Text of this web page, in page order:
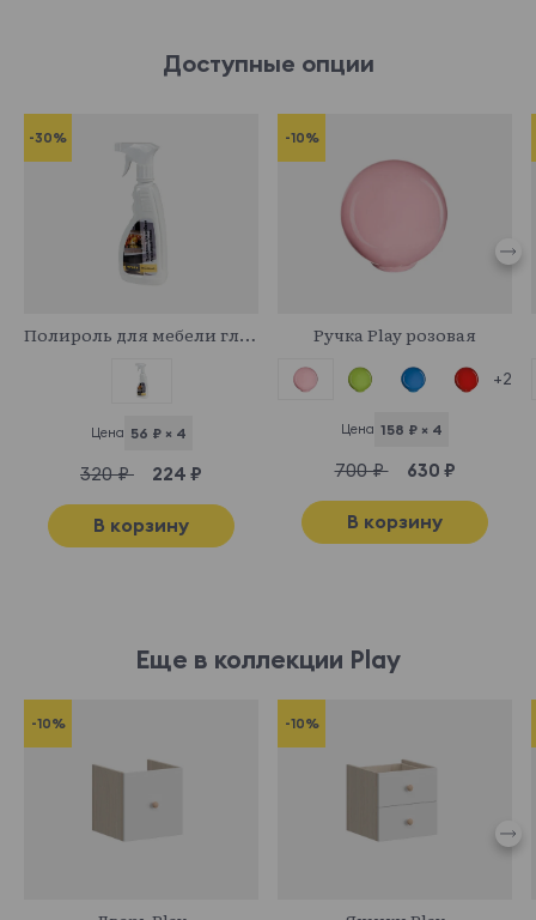
Доступные опции
-30%
Полироль для мебели глянцевый
Цена 56 ₽ × 4
320 ₽ 224 ₽
В корзину
-10%
Ручка Play розовая
+2
Цена 158 ₽ × 4
700 ₽ 630 ₽
В корзину
Еще в коллекции Play
-10% -10%